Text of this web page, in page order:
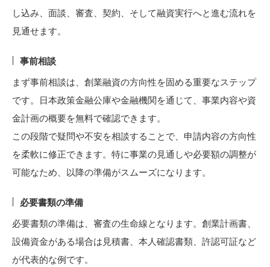
し込み、面談、審査、契約、そして融資実行へと進む流れを
見通せます。
事前相談
まず事前相談は、創業融資の方向性を固める重要なステップ
です。日本政策金融公庫や金融機関を通じて、事業内容や資
金計画の概要を無料で確認できます。
この段階で疑問や不安を相談することで、申請内容の方向性
を柔軟に修正できます。特に事業の見通しや必要額の調整が
可能なため、以降の準備がスムーズになります。
必要書類の準備
必要書類の準備は、審査の生命線となります。創業計画書、
設備資金がある場合は見積書、本人確認書類、許認可証など
が代表的な例です。